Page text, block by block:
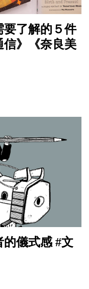
要了解的５件
信》《奈良美
儀式感 #文